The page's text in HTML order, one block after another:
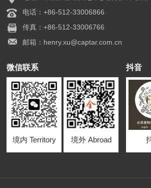
电话：+86-512-33006866
传真：+86-512-33006766
邮箱：henry.xu@captar.com.cn
微信联系
境内 Territory 境外 Abroad
抖音